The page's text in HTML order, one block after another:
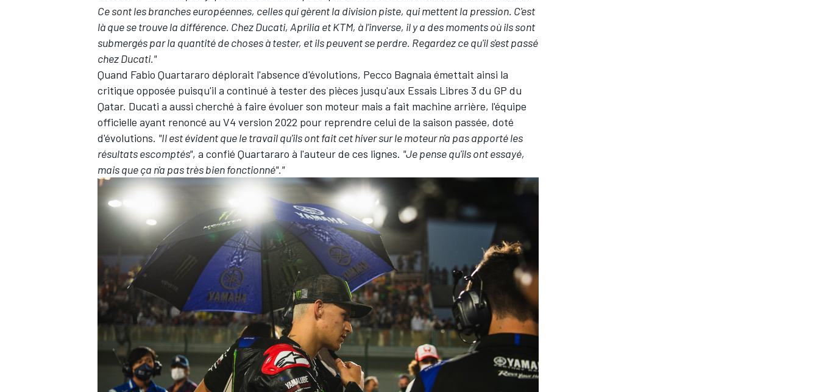
Ce sont les branches européennes, celles qui gèrent la division piste, qui mettent la pression. C'est
là que se trouve la différence. Chez Ducati, Aprilia et KTM, à l'inverse, il y a des moments où ils sont
submergés par la quantité de choses à tester, et ils peuvent se perdre. Regardez ce qu'il s'est passé
chez Ducati."
Quand Fabio Quartararo déplorait l'absence d'évolutions, Pecco Bagnaia émettait ainsi la
critique opposée puisqu'il a continué à tester des pièces jusqu'aux Essais Libres 3 du GP du
Qatar. Ducati a aussi cherché à faire évoluer son moteur mais a fait machine arrière, l'équipe
officielle ayant renoncé au V4 version 2022 pour reprendre celui de la saison passée, doté
d'évolutions. "Il est évident que le travail qu'ils ont fait cet hiver sur le moteur n'a pas apporté les
résultats escomptés", a confié Quartararo à l'auteur de ces lignes. "Je pense qu'ils ont essayé,
mais que ça n'a pas très bien fonctionné"."